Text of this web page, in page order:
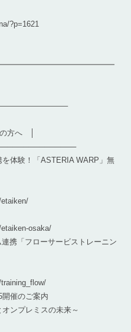
?p=1621
方へ │
体験！「ASTERIA WARP」無
osaka/
携「フローサービストレーニン
催のご案内
ンプレミスの未来～